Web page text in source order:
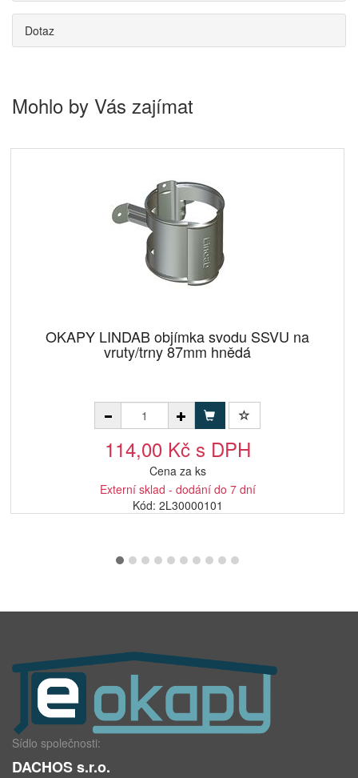
Dotaz
Mohlo by Vás zajímat
OKAPY LINDAB objímka svodu SSVU na
vruty/trny 87mm hnědá
114,00 Kč s DPH
Cena za ks
Externí sklad - dodání do 7 dní
Kód: 2L30000101
Sídlo společnosti:
DACHOS s.r.o.